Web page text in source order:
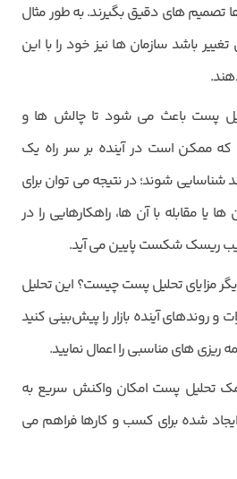
تصمیم‌ های دقیق بگیرند. به طور مثال
باشد سازمان ‌ها نیز خود را با این
پست باعث می ‌شود تا چالش‌ ها و
ممکن است در آینده بر سر راه یک
شناسایی شوند؛ در نتیجه می توان برای
یا مقابله با آن ها، راهکارهایی را در
ریسک شکست پایین می آید.
مزایای تحلیل پست چیست؟ این تحلیل
و روندهای آینده بازار را پیش‌بینی کنید
ریزی ‌های مناسبی را اعمال نمایید.
تحلیل پست امکان واکنش سریع به
شده برای کسب و کارها فراهم می